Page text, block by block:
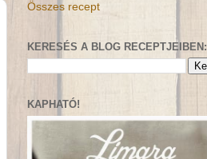
Összes recept
KERESÉS A BLOG RECEPTJEIBEN:
KAPHATÓ!